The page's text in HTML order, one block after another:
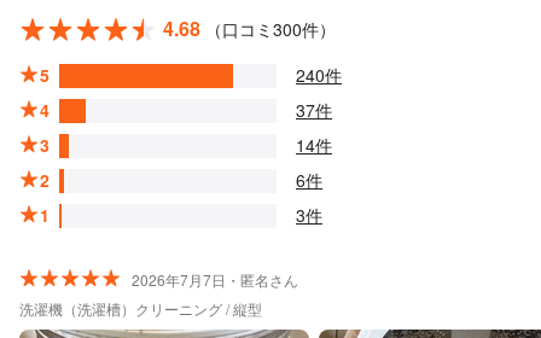
4.68
（口コミ300件）
5
240件
4
37件
3
14件
2
6件
1
3件
2026年7月7日・匿名さん
洗濯機（洗濯槽）クリーニング / 縦型